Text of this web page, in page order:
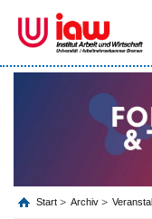
Start Archiv